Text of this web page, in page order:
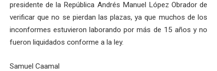
presidente de la República Andrés Manuel López Obrador de
verificar que no se pierdan las plazas, ya que muchos de los
inconformes estuvieron laborando por más de 15 años y no
fueron liquidados conforme a la ley.
Samuel Caamal